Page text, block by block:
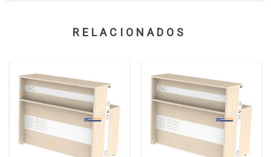
RELACIONADOS